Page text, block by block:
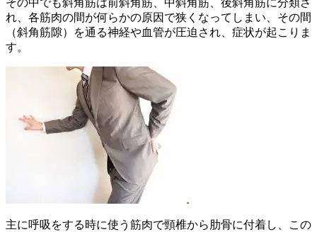
れ、各筋肉の間が何らかの原因で狭くなってしまい、その間
（斜角筋隙）を通る神経や血管が圧迫され、症状が起こりま
す。
主に呼吸をする時に使う筋肉で頸椎から肋骨に付着し、この